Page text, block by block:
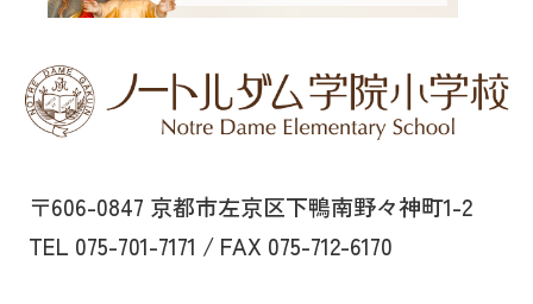
〒606-0847 京都市左京区下鴨南野々神町1-2
TEL 075-701-7171 / FAX 075-712-6170